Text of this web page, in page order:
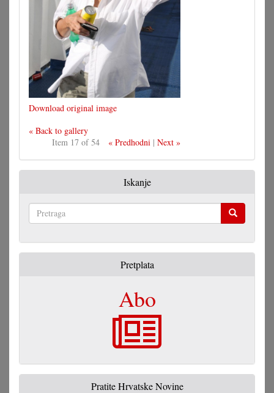
Download original image
« Back to gallery
Item 17 of 54
« Predhodni | Next »
Iskanje
Pretplata
Abo
Pratite Hrvatske Novine